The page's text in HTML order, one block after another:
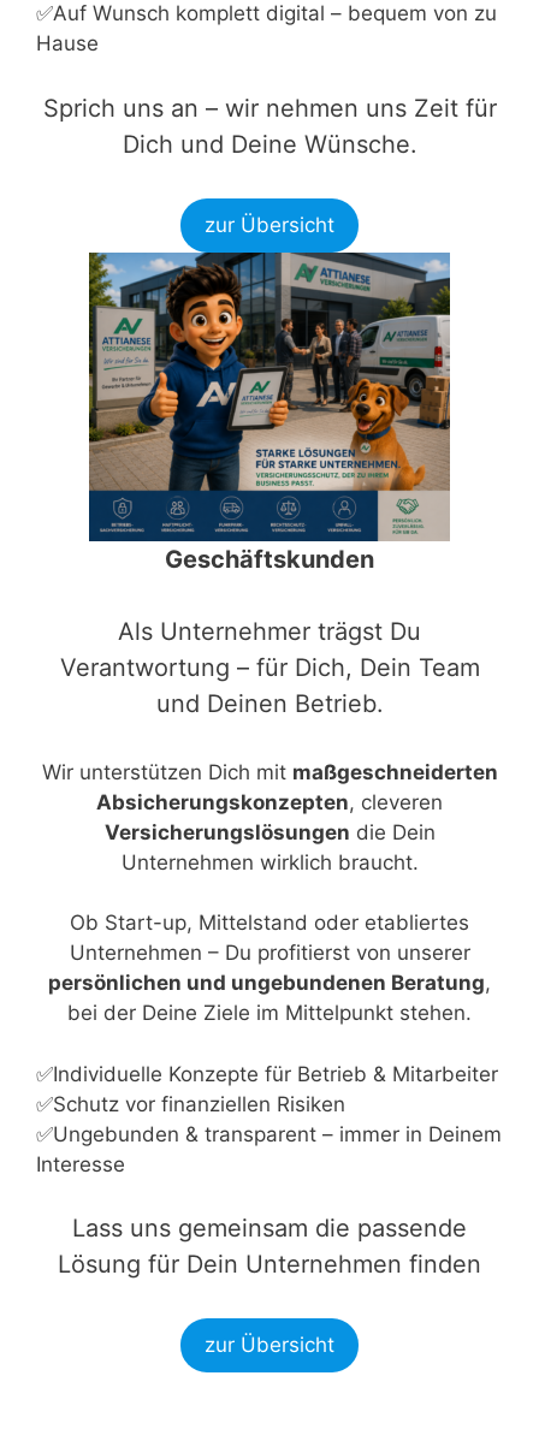
✅Auf Wunsch komplett digital – bequem von zu
Hause
Sprich uns an – wir nehmen uns Zeit für
Dich und Deine Wünsche.
zur Übersicht
Geschäftskunden
Als Unternehmer trägst Du
Verantwortung – für Dich, Dein Team
und Deinen Betrieb.
Wir unterstützen Dich mit maßgeschneiderten
Absicherungskonzepten, cleveren
Versicherungslösungen die Dein
Unternehmen wirklich braucht.
Ob Start-up, Mittelstand oder etabliertes
Unternehmen – Du profitierst von unserer
persönlichen und ungebundenen Beratung,
bei der Deine Ziele im Mittelpunkt stehen.
✅Individuelle Konzepte für Betrieb & Mitarbeiter
✅Schutz vor finanziellen Risiken
✅Ungebunden & transparent – immer in Deinem
Interesse
Lass uns gemeinsam die passende
Lösung für Dein Unternehmen finden
zur Übersicht